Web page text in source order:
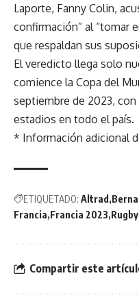
Laporte, Fanny Colin,
confirmación” al “tomar
que respaldan sus
El veredicto llega solo
comience la Copa del
septiembre de 2023,
estadios en todo el país.
* Información adicional
ETIQUETADO: Altrad
Francia Francia 2023 Rugby
Compartir este